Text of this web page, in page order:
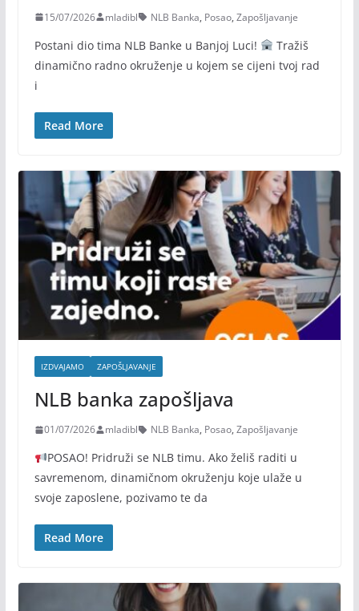
15/07/2026 mladibl NLB Banka, Posao, Zapošljavanje
Postani dio tima NLB Banke u Banjoj Luci!
Tražiš
dinamično radno okruženje u kojem se cijeni tvoj rad
i
Read More
IZDVAJAMO ZAPOŠLJAVANJE
NLB banka zapošljava
01/07/2026 mladibl NLB Banka, Posao, Zapošljavanje
POSAO! Pridruži se NLB timu. Ako želiš raditi u
savremenom, dinamičnom okruženju koje ulaže u
svoje zaposlene, pozivamo te da
Read More